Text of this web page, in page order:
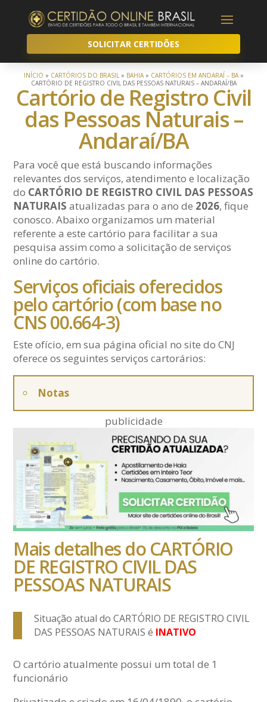
SOLICITAR CERTIDÕES
INÍCIO » CARTÓRIOS DO BRASIL» BAHIA» CARTÓRIOS EM ANDARAÍ – BA»
CARTÓRIO DE REGISTRO CIVIL DAS PESSOAS NATURAIS – ANDARAÍ/BA
Cartório de Registro Civil
das Pessoas Naturais –
Andaraí/BA
Para você que está buscando informações
relevantes dos serviços, atendimento e localização
do CARTÓRIO DE REGISTRO CIVIL DAS PESSOAS
NATURAIS atualizadas para o ano de 2026, fique
conosco. Abaixo organizamos um material
referente a este cartório para facilitar a sua
pesquisa assim como a solicitação de serviços
online do cartório.
Serviços oficiais oferecidos
pelo cartório (com base no
CNS 00.664-3)
Este ofício, em sua página oficial no site do CNJ
oferece os seguintes serviços cartorários:
Notas
publicidade
Mais detalhes do CARTÓRIO
DE REGISTRO CIVIL DAS
PESSOAS NATURAIS
Situação atual do CARTÓRIO DE REGISTRO CIVIL
DAS PESSOAS NATURAIS é INATIVO
O cartório atualmente possui um total de 1
funcionário